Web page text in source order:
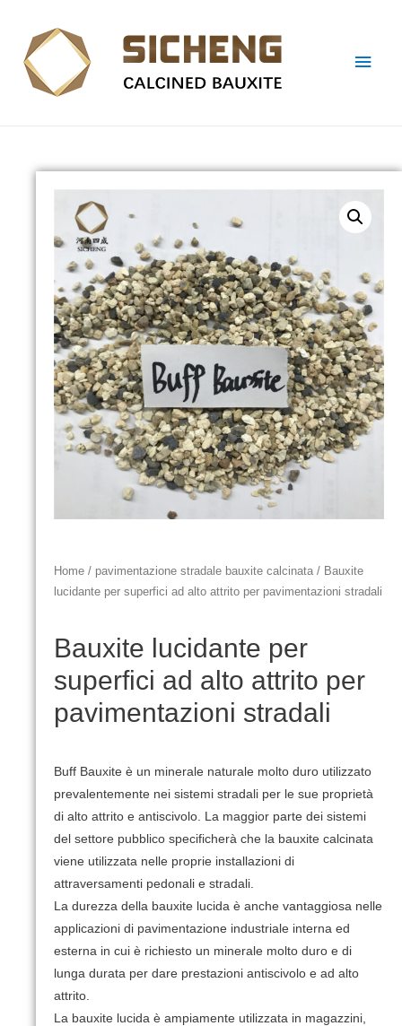
Home / pavimentazione stradale bauxite calcinata / Bauxite
lucidante per superfici ad alto attrito per pavimentazioni stradali
Bauxite lucidante per
superfici ad alto attrito per
pavimentazioni stradali
Buff Bauxite è un minerale naturale molto duro utilizzato
prevalentemente nei sistemi stradali per le sue proprietà
di alto attrito e antiscivolo. La maggior parte dei sistemi
del settore pubblico specificherà che la bauxite calcinata
viene utilizzata nelle proprie installazioni di
attraversamenti pedonali e stradali.
La durezza della bauxite lucida è anche vantaggiosa nelle
applicazioni di pavimentazione industriale interna ed
esterna in cui è richiesto un minerale molto duro e di
lunga durata per dare prestazioni antiscivolo e ad alto
attrito.
La bauxite lucida è ampiamente utilizzata in magazzini,